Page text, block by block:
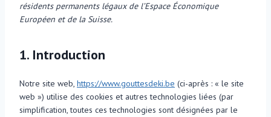
résidents permanents légaux de l’Espace Économique
Européen et de la Suisse.
1. Introduction
Notre site web, https://www.gouttesdeki.be (ci-après : « le site
web ») utilise des cookies et autres technologies liées (par
simplification, toutes ces technologies sont désignées par le